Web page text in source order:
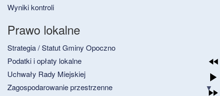
Wyniki kontroli
Prawo lokalne
Strategia / Statut Gminy Opoczno
Podatki i opłaty lokalne
Uchwały Rady Miejskiej
Zagospodarowanie przestrzenne